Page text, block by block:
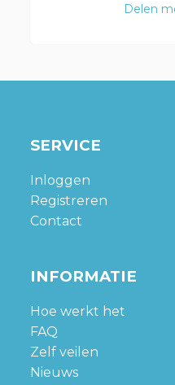
Delen
SERVICE
Inloggen
Registreren
Contact
INFORMATIE
Hoe werkt het
FAQ
Zelf veilen
Nieuws